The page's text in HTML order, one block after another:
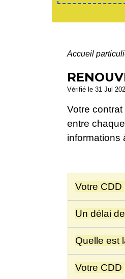
Accueil
Vérifié le 31 Jul
Votre
entre chaque
informations
Votre CDD
Un délai
Quelle est
Votre CDD